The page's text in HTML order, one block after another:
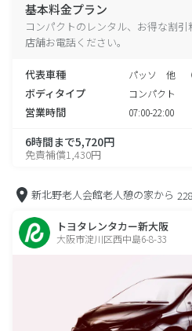
基本料金プラン
コンパクトのレンタル、お得な割
店舗お電話ください。
代表車種 パッソ 他 （
ボディタイプ コンパクト
営業時間 07:00-22:00
6時間まで5,720円
免責補償1,430円
新北野老人会館老人憩の家から
トヨタレンタカー新大阪
大阪市淀川区西中島6-8-33